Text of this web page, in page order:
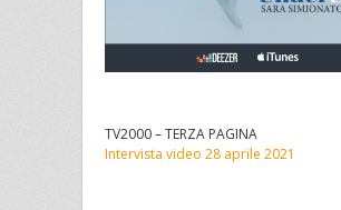
TV2000 – TERZA PAGINA
Intervista video 28 aprile 2021